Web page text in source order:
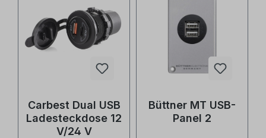
Carbest Dual USB
Ladesteckdose 12
V/24 V
Büttner MT USB-
Panel 2